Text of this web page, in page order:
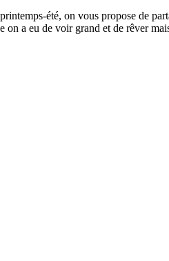
été, on vous propose de
a eu de voir grand et de rêver